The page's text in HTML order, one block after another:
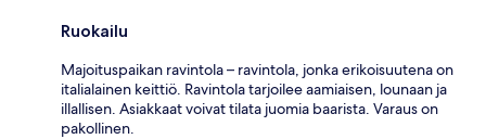
Ruokailu
Majoituspaikan ravintola – ravintola, jonka erikoisuutena on
italialainen keittiö. Ravintola tarjoilee aamiaisen, lounaan ja
illallisen. Asiakkaat voivat tilata juomia baarista. Varaus on
pakollinen.